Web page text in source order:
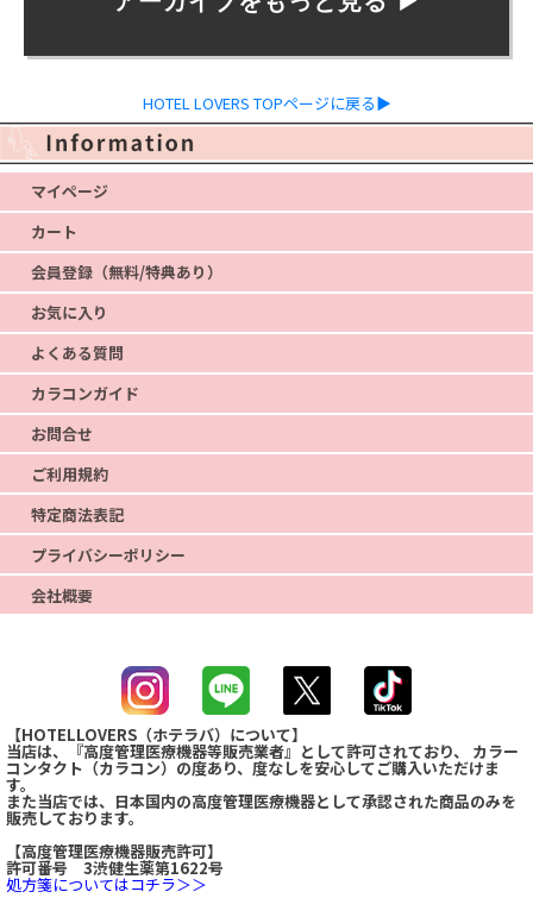
HOTEL LOVERS TOPページに戻る▶
マイページ
カート
会員登録（無料/特典あり）
お気に入り
よくある質問
カラコンガイド
お問合せ
ご利用規約
特定商法表記
プライバシーポリシー
会社概要
【HOTELLOVERS（ホテラバ）について】
当店は、『高度管理医療機器等販売業者』として許可されており、 カラー
コンタクト（カラコン）の度あり、度なしを安心してご購入いただけま
す。
また当店では、日本国内の高度管理医療機器として承認された商品のみを
販売しております。
【高度管理医療機器販売許可】
許可番号 3渋健生薬第1622号
処方箋についてはコチラ＞＞